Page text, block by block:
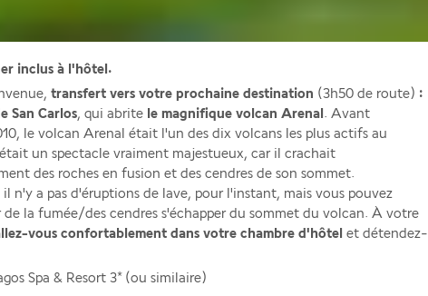
inclus à l'hôtel.
transfert vers votre prochaine destination (3h50 de route) :
San Carlos, qui abrite le magnifique volcan Arenal . Avant
le volcan Arenal était l'un des dix volcans les plus actifs au
un spectacle vraiment majestueux, car il crachait
des roches en fusion et des cendres de son sommet.
n'y a pas d'éruptions de lave, pour l'instant, mais vous pouvez
la fumée/des cendres s'échapper du sommet du volcan. À votre
vous confortablement dans votre chambre d'hôtel et détendez-
Spa & Resort 3* (ou similaire)